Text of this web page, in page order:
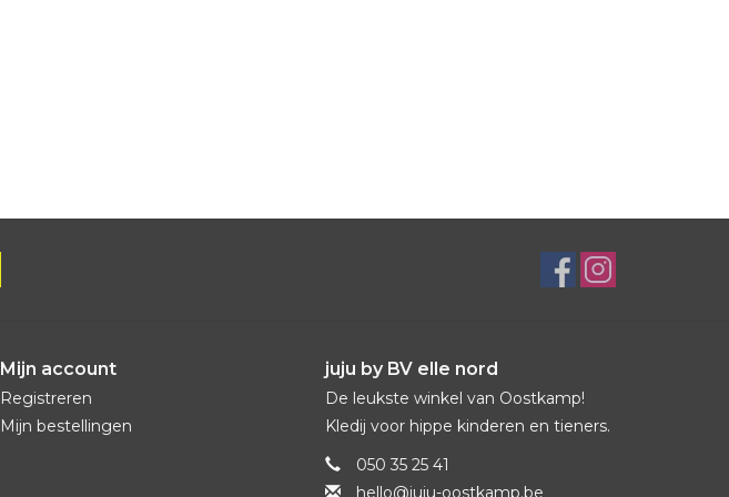
Mijn account
Registreren
Mijn bestellingen
juju by BV elle nord
De leukste winkel van Oostkamp!
Kledij voor hippe kinderen en tieners.
050 35 25 41
hello@juju-oostkamp.be